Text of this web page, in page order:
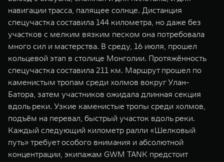
навигации трасса, палящее солнце. Дистанция
спецучастка составила 144 километра, но даже без
участков с мелким вязким песком она потребовала
много сил и мастерства. В среду, 16 июля, прошел
кольцевой этап в столице Монголии. Протяжённость
спецучастка составила 211 км. Маршрут прошел по
каменистым тропам среди холмов вокруг Улан-
Батора, затем участников ожидала длинная секция
вдоль реки. Узкие каменистые тропы среди холмов,
подъём на перевал, быстрый участок вдоль реки.
Каждый следующий километр ралли «Шелковый
путь» требует особого внимания и абсолютной
концентрации, экипажам GWM TANK предстоит